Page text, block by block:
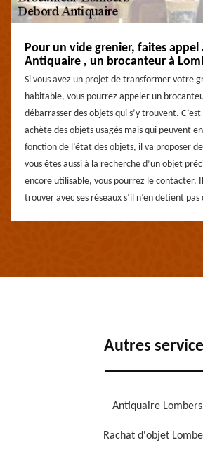
Pour un vide grenier, faites appel
Antiquaire , un brocanteur à
Si vous avez un projet de transformer votre
habitable, vous pourrez appeler un
débarrasser des objets qui s’y trouvent.
achète des objets usagés mais qui peuvent
fonction de l’état des objets, il va proposer
vous êtes aussi à la recherche d’un objet
encore utilisable, vous pourrez le contacter.
trouver avec ses réseaux s’il n’en detient pas
Autres
Antiquaire Lombers
Rachat d'objet